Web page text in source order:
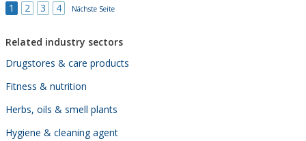
1
2 3 4 Nächste Seite
Related industry sectors
Drugstores & care products
Fitness & nutrition
Herbs, oils & smell plants
Hygiene & cleaning agent